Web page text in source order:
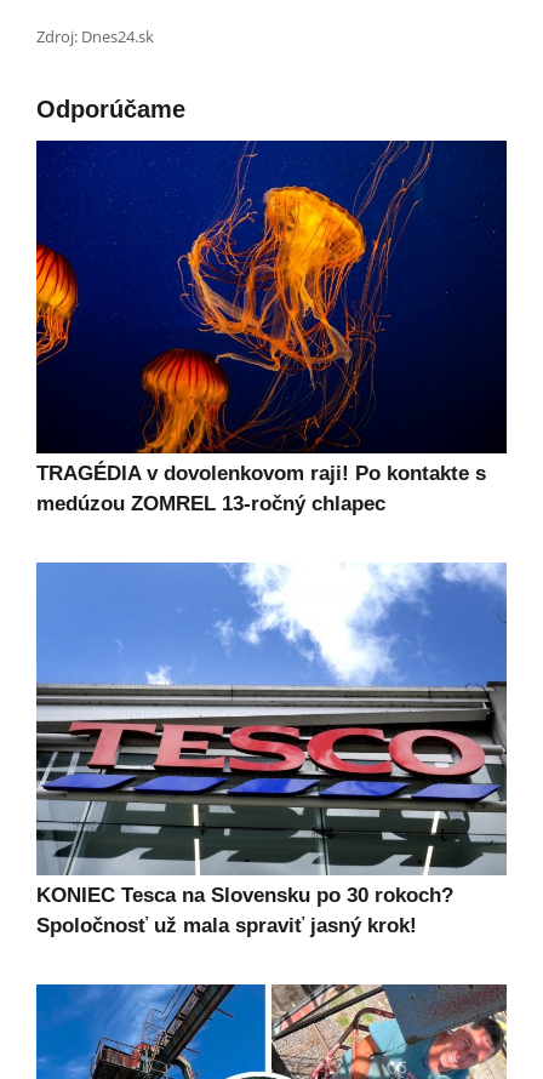
Zdroj: Dnes24.sk
Odporúčame
TRAGÉDIA v dovolenkovom raji! Po kontakte s
medúzou ZOMREL 13-ročný chlapec
KONIEC Tesca na Slovensku po 30 rokoch?
Spoločnosť už mala spraviť jasný krok!